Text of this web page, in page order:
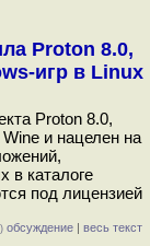
Proton 8.0,
игр в Linux
Proton 8.0,
и нацелен на
в каталоге
под лицензией
обсуждение | весь текст